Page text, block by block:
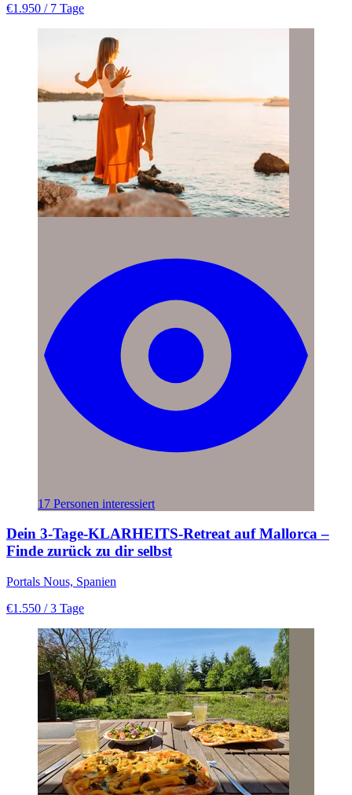
€1.950 / 7 Tage
17 Personen interessiert
Dein 3-Tage-KLARHEITS-Retreat auf Mallorca –
Finde zurück zu dir selbst
Portals Nous, Spanien
€1.550 / 3 Tage